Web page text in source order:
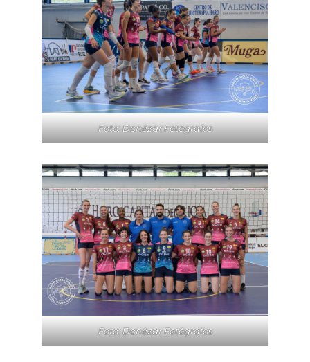
Foto: Donézar Fotógrafos
Foto: Donézar Fotógrafos